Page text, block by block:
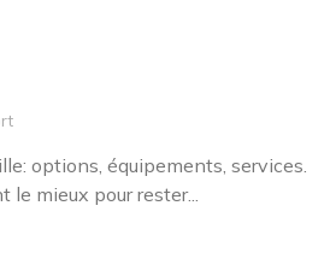
options, équipements, services.
le mieux pour rester...